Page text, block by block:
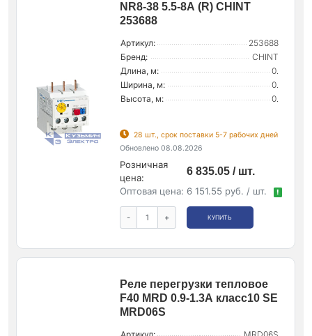
NR8-38 5.5-8А (R) CHINT
253688
Артикул:
253688
Бренд:
CHINT
Длина, м:
0.
Ширина, м:
0.
Высота, м:
0.
28 шт., срок поставки 5-7 рабочих дней
Обновлено 08.08.2026
Розничная
цена:
6 835.05 / шт.
Оптовая цена: 6 151.55 руб. / шт. !
- + КУПИТЬ
Реле перегрузки тепловое
F40 MRD 0.9-1.3А класс10 SE
MRD06S